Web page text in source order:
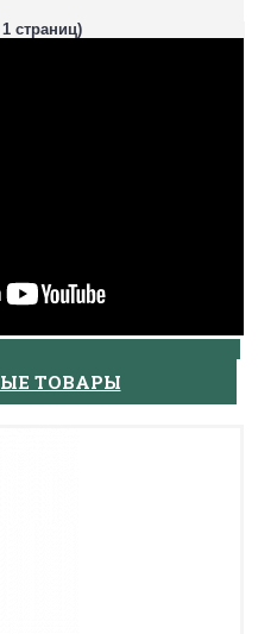
страниц)
ТОВАРЫ